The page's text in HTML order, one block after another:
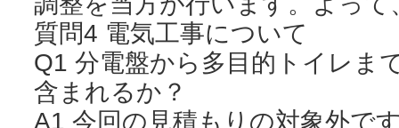
質問4 電気工事について
Q1 分電盤から多目的トイレま
含まれるか？
A1 今回の見積もりの対象外で